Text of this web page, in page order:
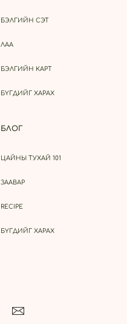
БЭЛГИЙН СЭТ
ЛАА
БЭЛГИЙН КАРТ
БҮГДИЙГ ХАРАХ
БЛОГ
ЦАЙНЫ ТУХАЙ 101
ЗААВАР
RECIPE
БҮГДИЙГ ХАРАХ